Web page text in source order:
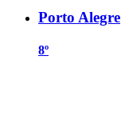
Porto Alegre
8º